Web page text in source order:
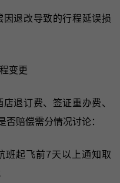
退改导致的行程延误损
变更
退订费、签证重办费、
赔偿需分情况讨论：
班起飞前7天以上通知取